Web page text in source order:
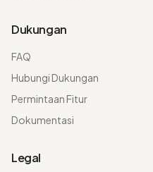
Dukungan
FAQ
Hubungi Dukungan
Permintaan Fitur
Dokumentasi
Legal